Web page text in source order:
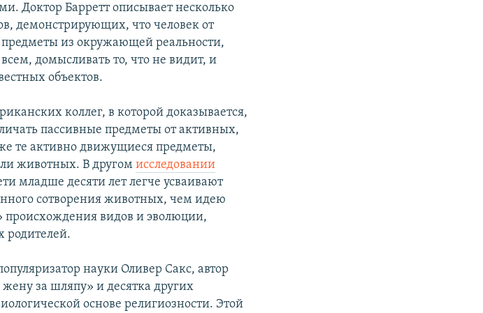
Доктор Барретт описывает несколько
демонстрирующих, что человек от
из окружающей реальности,
домысливать то, что не видит, и
объектов.
коллег, в которой доказывается,
пассивные предметы от активных,
те активно движущиеся предметы,
животных. В другомисследовании
младше десяти лет легче усваивают
сотворения животных, чем идею
происхождения видов и эволюции,
родителей.
науки Оливер Сакс, автор
за шляпу» и десятка других
основе религиозности. Этой